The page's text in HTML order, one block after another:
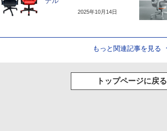
2025年10月14日
もっと関連記事を見る
トップページに戻る